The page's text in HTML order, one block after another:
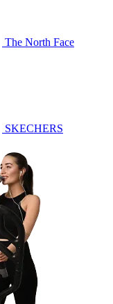
The North Face
SKECHERS